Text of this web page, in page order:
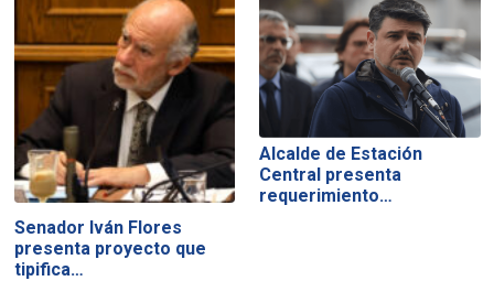
Senador Iván Flores
presenta proyecto que
tipifica…
Alcalde de Estación
Central presenta
requerimiento…